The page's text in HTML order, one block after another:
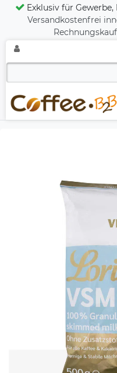
Exklusiv für
Versandkostenfrei